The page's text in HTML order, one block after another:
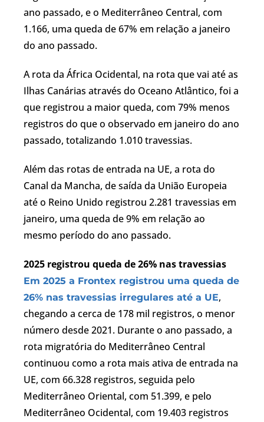
ano passado, e o Mediterrâneo Central, com
1.166, uma queda de 67% em relação a janeiro
do ano passado.
A rota da África Ocidental, na rota que vai até as
Ilhas Canárias através do Oceano Atlântico, foi a
que registrou a maior queda, com 79% menos
registros do que o observado em janeiro do ano
passado, totalizando 1.010 travessias.
Além das rotas de entrada na UE, a rota do
Canal da Mancha, de saída da União Europeia
até o Reino Unido registrou 2.281 travessias em
janeiro, uma queda de 9% em relação ao
mesmo período do ano passado.
2025 registrou queda de 26% nas travessias
Em 2025 a Frontex registrou uma queda de
26% nas travessias irregulares até a UE,
chegando a cerca de 178 mil registros, o menor
número desde 2021. Durante o ano passado, a
rota migratória do Mediterrâneo Central
continuou como a rota mais ativa de entrada na
UE, com 66.328 registros, seguida pelo
Mediterrâneo Oriental, com 51.399, e pelo
Mediterrâneo Ocidental, com 19.403 registros